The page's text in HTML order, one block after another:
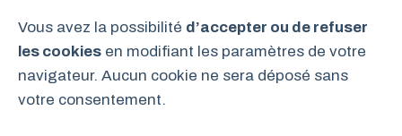
Vous avez la possibilité d’accepter ou de refuser
les cookies en modifiant les paramètres de votre
navigateur. Aucun cookie ne sera déposé sans
votre consentement.